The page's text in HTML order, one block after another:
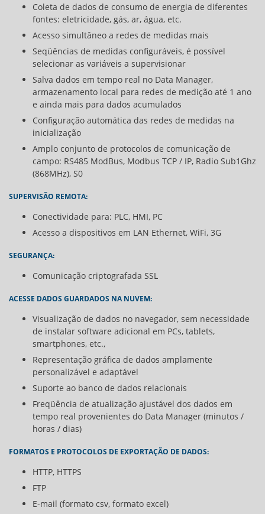
Coleta de dados de consumo de energia de diferentes
fontes: eletricidade, gás, ar, água, etc.
Acesso simultâneo a redes de medidas mais
Seqüências de medidas configuráveis, é possível
selecionar as variáveis ​​a supervisionar
Salva dados em tempo real no Data Manager,
armazenamento local para redes de medição até 1 ano
e ainda mais para dados acumulados
Configuração automática das redes de medidas na
inicialização
Amplo conjunto de protocolos de comunicação de
campo: RS485 ModBus, Modbus TCP / IP, Radio Sub1Ghz
(868MHz), S0
SUPERVISÃO REMOTA:
Conectividade para: PLC, HMI, PC
Acesso a dispositivos em LAN Ethernet, WiFi, 3G
SEGURANÇA:
Comunicação criptografada SSL
ACESSE DADOS GUARDADOS NA NUVEM:
Visualização de dados no navegador, sem necessidade
de instalar software adicional em PCs, tablets,
smartphones, etc.,
Representação gráfica de dados amplamente
personalizável e adaptável
Suporte ao banco de dados relacionais
Freqüência de atualização ajustável dos dados em
tempo real provenientes do Data Manager (minutos /
horas / dias)
FORMATOS E PROTOCOLOS DE EXPORTAÇÃO DE DADOS:
HTTP, HTTPS
FTP
E-mail (formato csv, formato excel)